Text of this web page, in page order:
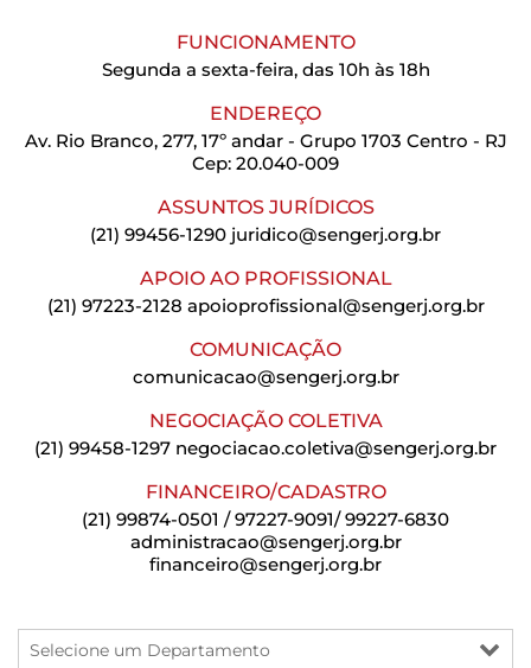
FUNCIONAMENTO
Segunda a sexta-feira, das 10h às 18h
ENDEREÇO
Av. Rio Branco, 277, 17º andar - Grupo 1703 Centro - RJ
Cep: 20.040-009
ASSUNTOS JURÍDICOS
(21) 99456-1290 juridico@sengerj.org.br
APOIO AO PROFISSIONAL
(21) 97223-2128 apoioprofissional@sengerj.org.br
COMUNICAÇÃO
comunicacao@sengerj.org.br
NEGOCIAÇÃO COLETIVA
(21) 99458-1297 negociacao.coletiva@sengerj.org.br
FINANCEIRO/CADASTRO
(21) 99874-0501 / 97227-9091/ 99227-6830
administracao@sengerj.org.br
financeiro@sengerj.org.br